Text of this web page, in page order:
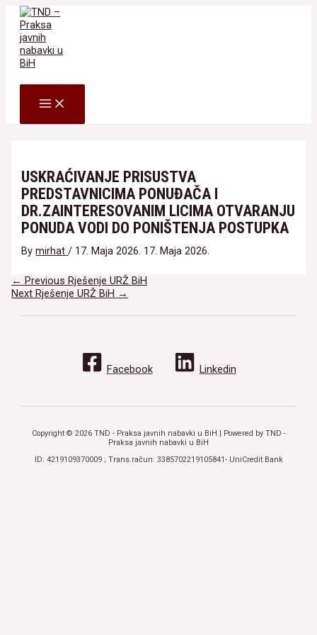
Skip
content
MAIN
MENU
USKRAĆIVANJE PRISUSTVA
PREDSTAVNICIMA PONUĐAČA I
DR.ZAINTERESOVANIM LICIMA OTVARANJU
PONUDA VODI DO PONIŠTENJA POSTUPKA
Bymirhat / 17. Maja 2026. 17. Maja 2026.
Navigacija
članaka
← Previous Rješenje URŽ BiH
Next Rješenje URŽ BiH →
Facebook Linkedin
Copyright © 2026 TND - Praksa javnih nabavki u BiH | Powered by TND -
Praksa javnih nabavki u BiH
ID: 4219109370009 ; Trans.račun: 3385702219105841- UniCredit Bank